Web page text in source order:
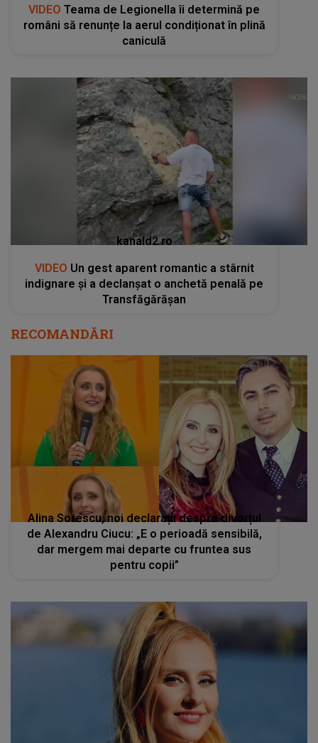
VIDEO Teama de Legionella îi determină pe
români să renunțe la aerul condiționat în plină
caniculă
kanald2.ro
VIDEO Un gest aparent romantic a stârnit
indignare și a declanșat o anchetă penală pe
Transfăgărășan
RECOMANDĂRI
Alina Sorescu, noi declarații despre divorțul
de Alexandru Ciucu: „E o perioadă sensibilă,
dar mergem mai departe cu fruntea sus
pentru copii”